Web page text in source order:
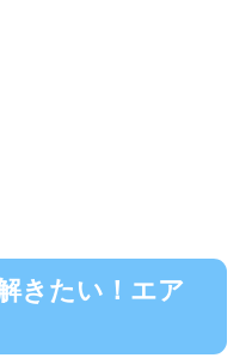
きたい！エア